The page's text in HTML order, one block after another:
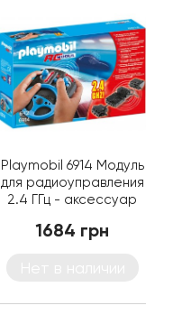
Playmobil 6914 Модуль
для радиоуправления
2.4 ГГц - аксессуар
1684 грн